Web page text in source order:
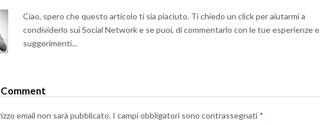
Ciao, spero che questo articolo ti sia piaciuto. Ti chiedo un click per aiutarmi a
condividerlo sui Social Network e se puoi, di commentarlo con le tue esperienze e
suggerimenti...
email non sarà pubblicato. I campi obbligatori sono contrassegnati *